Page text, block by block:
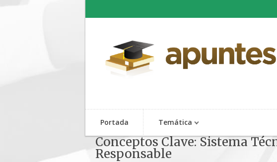
Portada Temática
Conceptos Clave: Sistema
Responsable